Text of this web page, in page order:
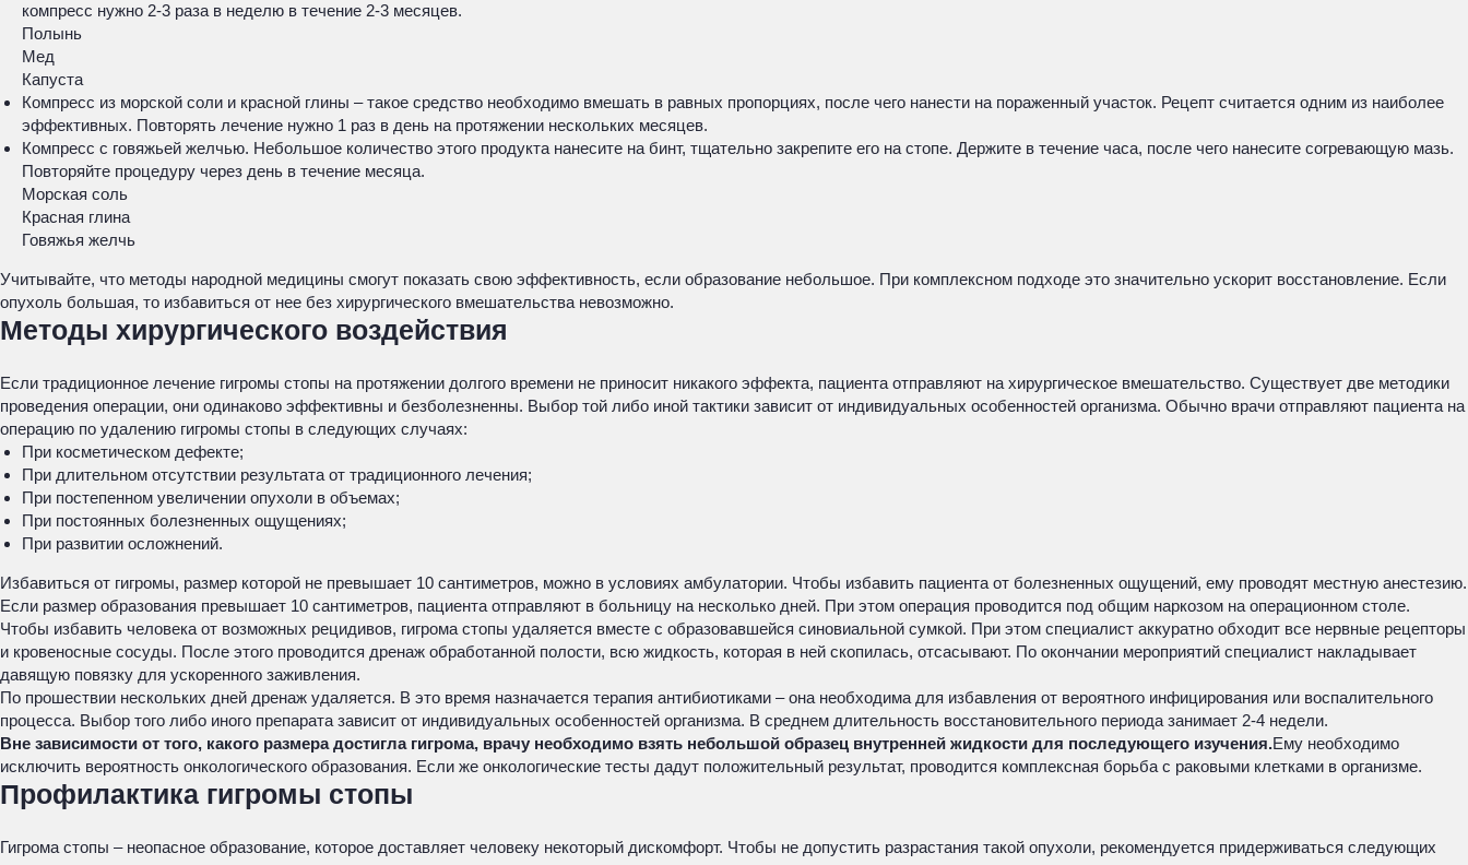
компресс нужно 2-3 раза в неделю в течение 2-3 месяцев.
Полынь
Мед
Капуста
Компресс из морской соли и красной глины – такое средство необходимо вмешать в равных пропорциях, после чего нанести на пораженный участок. Рецепт считается одним из наиболее
эффективных. Повторять лечение нужно 1 раз в день на протяжении нескольких месяцев.
Компресс с говяжьей желчью. Небольшое количество этого продукта нанесите на бинт, тщательно закрепите его на стопе. Держите в течение часа, после чего нанесите согревающую мазь.
Повторяйте процедуру через день в течение месяца.
Морская соль
Красная глина
Говяжья желчь
Учитывайте, что методы народной медицины смогут показать свою эффективность, если образование небольшое. При комплексном подходе это значительно ускорит восстановление. Если
опухоль большая, то избавиться от нее без хирургического вмешательства невозможно.
Методы хирургического воздействия
Если традиционное лечение гигромы стопы на протяжении долгого времени не приносит никакого эффекта, пациента отправляют на хирургическое вмешательство. Существует две методики
проведения операции, они одинаково эффективны и безболезненны. Выбор той либо иной тактики зависит от индивидуальных особенностей организма. Обычно врачи отправляют пациента на
операцию по удалению гигромы стопы в следующих случаях:
При косметическом дефекте;
При длительном отсутствии результата от традиционного лечения;
При постепенном увеличении опухоли в объемах;
При постоянных болезненных ощущениях;
При развитии осложнений.
Избавиться от гигромы, размер которой не превышает 10 сантиметров, можно в условиях амбулатории. Чтобы избавить пациента от болезненных ощущений, ему проводят местную анестезию.
Если размер образования превышает 10 сантиметров, пациента отправляют в больницу на несколько дней. При этом операция проводится под общим наркозом на операционном столе.
Чтобы избавить человека от возможных рецидивов, гигрома стопы удаляется вместе с образовавшейся синовиальной сумкой. При этом специалист аккуратно обходит все нервные рецепторы
и кровеносные сосуды. После этого проводится дренаж обработанной полости, всю жидкость, которая в ней скопилась, отсасывают. По окончании мероприятий специалист накладывает
давящую повязку для ускоренного заживления.
По прошествии нескольких дней дренаж удаляется. В это время назначается терапия антибиотиками – она необходима для избавления от вероятного инфицирования или воспалительного
процесса. Выбор того либо иного препарата зависит от индивидуальных особенностей организма. В среднем длительность восстановительного периода занимает 2-4 недели.
Вне зависимости от того, какого размера достигла гигрома, врачу необходимо взять небольшой образец внутренней жидкости для последующего изучения.Ему необходимо
исключить вероятность онкологического образования. Если же онкологические тесты дадут положительный результат, проводится комплексная борьба с раковыми клетками в организме.
Профилактика гигромы стопы
Гигрома стопы – неопасное образование, которое доставляет человеку некоторый дискомфорт. Чтобы не допустить разрастания такой опухоли, рекомендуется придерживаться следующих